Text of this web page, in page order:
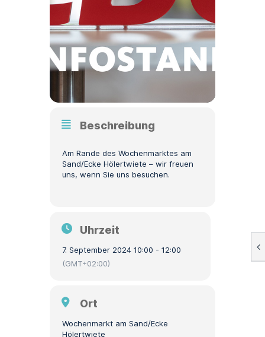
Beschreibung
Am Rande des Wochenmarktes am
Sand/Ecke Hölertwiete – wir freuen
uns, wenn Sie uns besuchen.
Uhrzeit
7. September 2024 10:00 - 12:00
(GMT+02:00)
Ort
Wochenmarkt am Sand/Ecke
Hölertwiete